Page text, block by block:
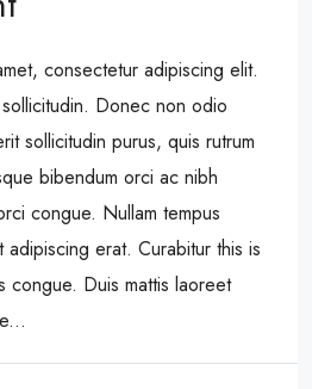
consectetur adipiscing elit.
Donec non odio
sollicitudin purus, quis rutrum
bibendum orci ac nibh
congue. Nullam tempus
adipiscing erat. Curabitur this is
congue. Duis mattis laoreet